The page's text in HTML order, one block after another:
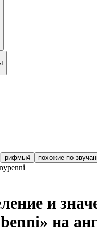
рифмы4 похожие по
penni
и
на